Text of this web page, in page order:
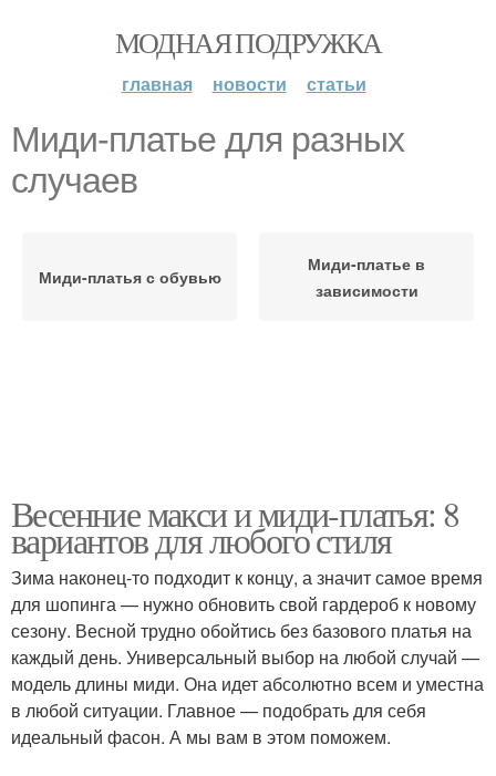
МОДНАЯ ПОДРУЖКА
главная новости статьи
Миди-платье для разных
случаев
Миди-платья с обувью
Миди-платье в
зависимости
Весенние макси и миди-платья: 8
вариантов для любого стиля
Зима наконец-то подходит к концу, а значит самое время
для шопинга — нужно обновить свой гардероб к новому
сезону. Весной трудно обойтись без базового платья на
каждый день. Универсальный выбор на любой случай —
модель длины миди. Она идет абсолютно всем и уместна
в любой ситуации. Главное — подобрать для себя
идеальный фасон. А мы вам в этом поможем.